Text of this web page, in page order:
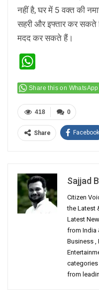
नहीं है, घर में 5 वक्त की
सहरी और इफ्तार कर
मदद कर सकते हैं।
Share this on WhatsApp
0
418
Share Facebook
Sajjad
Citizen
the Latest
Latest
from India
Business ,
categories
from